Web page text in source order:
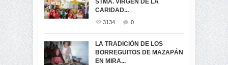
STMA. VIRGEN DE LA
CARIDAD...
3134 0
LA TRADICIÓN DE LOS
BORREGUITOS DE MAZAPÁN
EN MIRA...
...
MIRA
3438
ELECCION CRUCIAL:
SEGUNDA VUELTA
PRESIDENCIAL EL 1...
VIRTUALES ASAMBLEISTAS
POR LA PROVINCIA DEL